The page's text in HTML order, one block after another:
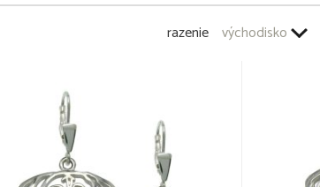
razenie východisko